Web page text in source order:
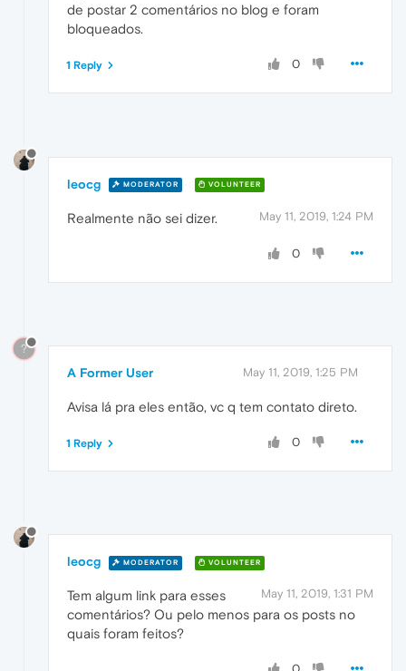
de postar 2 comentários no blog e foram
bloqueados.
0
1 Reply
leocg MODERATOR VOLUNTEER
May 11, 2019, 1:24 PM
Realmente não sei dizer.
0
?
A Former User May 11, 2019, 1:25 PM
Avisa lá pra eles então, vc q tem contato direto.
0
1 Reply
leocg MODERATOR VOLUNTEER
May 11, 2019, 1:31 PM
Tem algum link para esses
comentários? Ou pelo menos para os posts no
quais foram feitos?